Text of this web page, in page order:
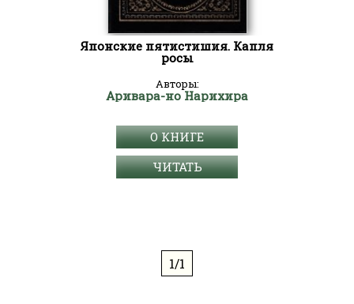
Японские пятистишия. Капля
росы
Авторы:
Аривара-но Нарихира
О КНИГЕ
ЧИТАТЬ
1/1